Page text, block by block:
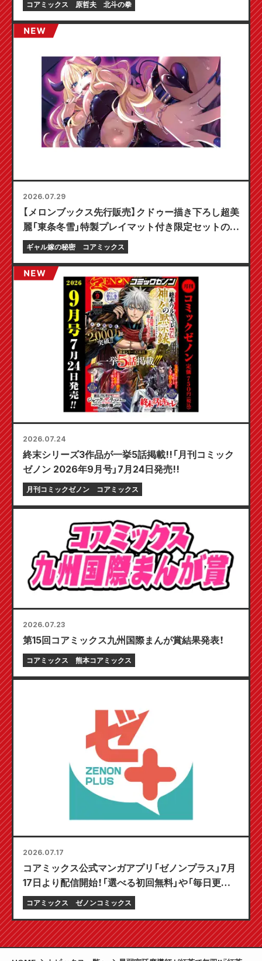
コアミックス 原哲夫 北斗の拳
2026.07.29
【メロンブックス先行販売】クドゥー描き下ろし超美
麗「東条冬雪」特製プレイマット付き限定セットの予
約受付開始！『ギャル嫁の秘密』最新第6巻が10月20
日発売予定！
ギャル嫁の秘密 コアミックス
2026.07.24
終末シリーズ3作品が一挙5話掲載!!「月刊コミック
ゼノン 2026年9月号」7月24日発売!!
月刊コミックゼノン コアミックス
2026.07.23
第15回コアミックス九州国際まんが賞結果発表！
コアミックス 熊本コアミックス
2026.07.17
コアミックス公式マンガアプリ「ゼノンプラス」7月
17日より配信開始！「選べる初回無料」や「毎日更新」
など、とことん楽しむ機能が満載！
コアミックス ゼノンコミックス